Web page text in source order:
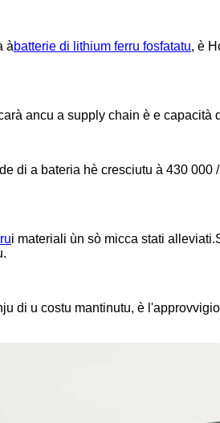
àbatterie di lithium ferru fosfatatu, è
ancu a supply chain è e
di a bateria hè cresciutu à 430
i materiali ùn sò micca stati
di u costu mantinutu, è